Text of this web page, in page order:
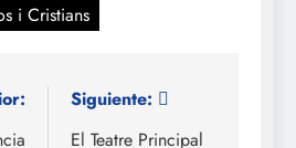
i Cristians
Siguiente:
El Teatre Principal